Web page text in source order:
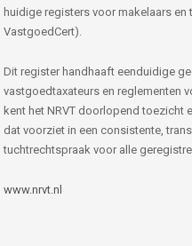
huidige registers voor makelaars en
VastgoedCert).
Dit register handhaaft eenduidige
vastgoedtaxateurs en reglementen
kent het NRVT doorlopend toezicht
dat voorziet in een consistente,
tuchtrechtspraak voor alle
www.nrvt.nl